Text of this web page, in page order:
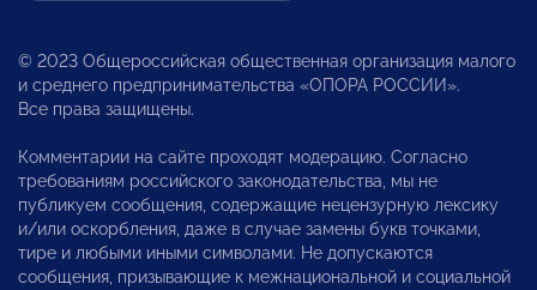
© 2023 Общероссийская общественная организация малого
и среднего предпринимательства «ОПОРА РОССИИ».
Все права защищены.
Комментарии на сайте проходят модерацию. Согласно
требованиям российского законодательства, мы не
публикуем сообщения, содержащие нецензурную лексику
и/или оскорбления, даже в случае замены букв точками,
тире и любыми иными символами. Не допускаются
сообщения, призывающие к межнациональной и социальной